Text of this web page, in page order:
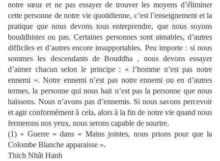
notre sœur et ne pas essayer de trouver les moyens d’éliminer
cette personne de notre vie quotidienne, c’est l’enseignement et la
pratique que nous devons tous entreprendre, que nous soyons
bouddhistes ou pas. Certaines personnes sont aimables, d’autres
difficiles et d’autres encore insupportables. Peu importe : si nous
sommes les descendants de Bouddha , nous devons essayer
d’aimer chacun selon le principe : « l’homme n’est pas notre
ennemi ». Notre ennemi n’est pas notre ennemi ou en d’autres
termes, la personne qui nous hait n’est pas la personne que nous
haïssons. Nous n’avons pas d’ennemis. Si nous savons percevoir
et agir conformément à cela, alors à la fin de notre vie quand nous
fermerons nos yeux, nous serons capable de sourire.
(1) « Guerre » dans « Mains jointes, nous prions pour que la
Colombe Blanche apparaisse ».
Thich Nhât Hanh